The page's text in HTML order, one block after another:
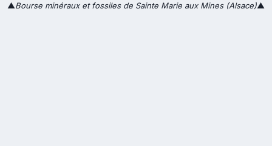
▲Bourse minéraux et fossiles de Sainte Marie aux Mines (Alsace)▲